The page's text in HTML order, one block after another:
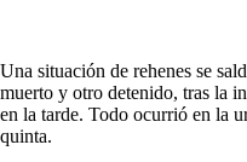
Una situación de rehenes se
muerto y otro detenido, tras la
en la tarde. Todo ocurrió en la
quinta.